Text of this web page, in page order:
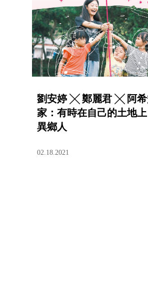
劉安婷 ╳ 鄭麗君 ╳ 阿希
家：有時在自己的土地
異鄉人
02.18.2021